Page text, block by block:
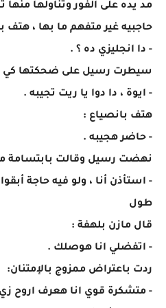
مد يده على الفور وتناولها
حاجبيه غير متفهم ما بها ، هتف
- دا انجليزي ده ؟ .
سيطرت رسيل على ضحكتها كي
- ايوة ، دا دوا يا ريت تجيبه .
هتف بانصياع :
- حاضر هجيبه .
نهضت رسيل وقالت بابتسامة
- استأذن أنا ، ولو فيه حاجة
طول
قال مازن بلهفة :
- اتفضلي انا هوصلك .
ردت باعتراض ممزوج بالإمتنان:
- متشكرة قوي انا هعرف اروح